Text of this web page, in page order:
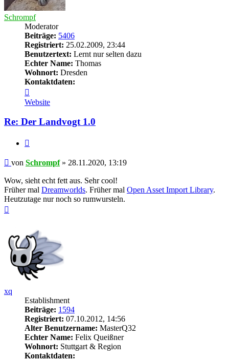
Schrompf
Moderator
Beiträge: 5406
Registriert: 25.02.2009, 23:44
Benutzertext: Lernt nur selten dazu
Echter Name: Thomas
Wohnort: Dresden
Kontaktdaten:
von
Schrompf
Website
Re: Der Landvogt 1.0
Beitrag
von Schrompf» 28.11.2020, 13:19
Wow, sieht echt fett aus. Sehr cool!
Früher mal Dreamworlds. Früher mal Open Asset Import Library.
Heutzutage nur noch so rumwursteln.
xq
Establishment
Beiträge: 1594
Registriert: 07.10.2012, 14:56
Alter Benutzername: MasterQ32
Echter Name: Felix Queißner
Wohnort: Stuttgart & Region
Kontaktdaten: